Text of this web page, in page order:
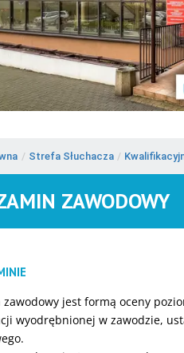
/ Strefa Słuchacza /
ZAWODOWY
zawodowy jest ‎formą oceny
wyodrębnionej w ‎zawodzie,